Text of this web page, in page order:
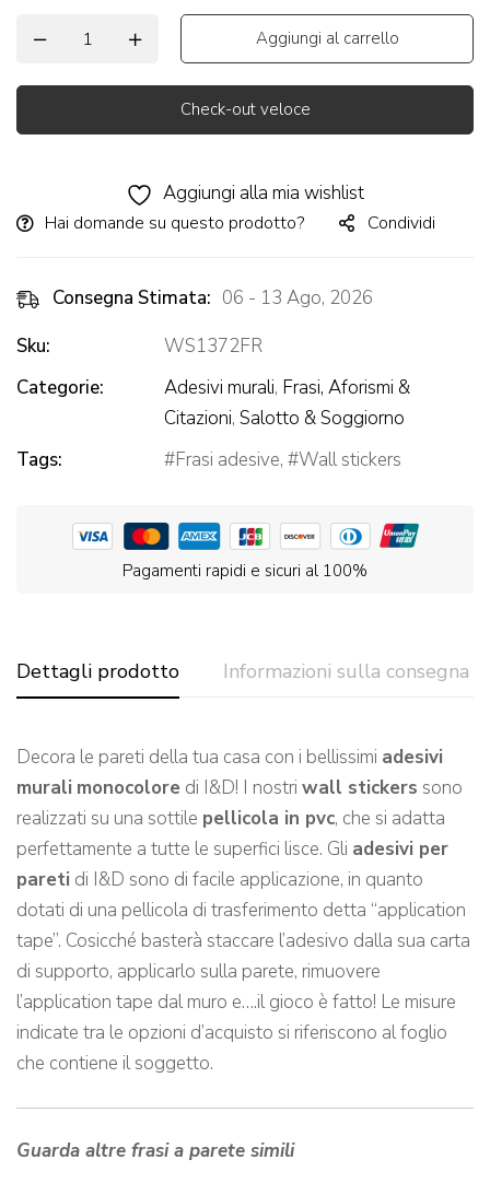
Aggiungi al carrello
Check-out veloce
Aggiungi alla mia wishlist
Hai domande su questo prodotto? Condividi
Consegna Stimata: 06 - 13 Ago, 2026
Sku:
WS1372FR
Categorie:
Adesivi murali, Frasi, Aforismi &
Citazioni, Salotto & Soggiorno
Tags:
Frasi adesive, Wall stickers
Pagamenti rapidi e sicuri al 100%
Dettagli prodotto Informazioni sulla consegna
Decora le pareti della tua casa con i bellissimi adesivi
murali monocolore di I&D! I nostri wall stickers sono
realizzati su una sottile pellicola in pvc, che si adatta
perfettamente a tutte le superfici lisce. Gli adesivi per
pareti di I&D sono di facile applicazione, in quanto
dotati di una pellicola di trasferimento detta “application
tape”. Cosicché basterà staccare l’adesivo dalla sua carta
di supporto, applicarlo sulla parete, rimuovere
l’application tape dal muro e….il gioco è fatto! Le misure
indicate tra le opzioni d’acquisto si riferiscono al foglio
che contiene il soggetto.
Guarda altre frasi a parete simili